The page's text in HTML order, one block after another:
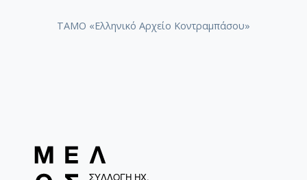
ΤΑΜΟ «Ελληνικό Αρχείο Κοντραμπάσου»